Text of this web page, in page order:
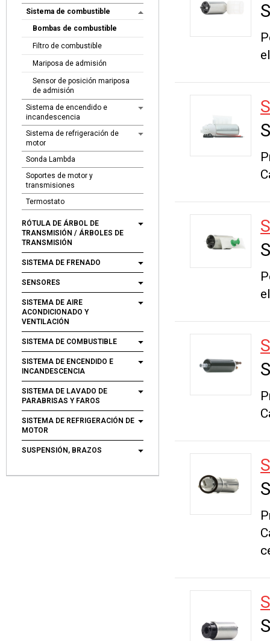
Sistema de combustible
Bombas de combustible
Filtro de combustible
Mariposa de admisión
Sensor de posición mariposa
de admisión
Sistema de encendido e
incandescencia
Sistema de refrigeración de
motor
Sonda Lambda
Soportes de motor y
transmisiones
Termostato
RÓTULA DE ÁRBOL DE
TRANSMISIÓN / ÁRBOLES DE
TRANSMISIÓN
SISTEMA DE FRENADO
SENSORES
SISTEMA DE AIRE
ACONDICIONADO Y
VENTILACIÓN
SISTEMA DE COMBUSTIBLE
SISTEMA DE ENCENDIDO E
INCANDESCENCIA
SISTEMA DE LAVADO DE
PARABRISAS Y FAROS
SISTEMA DE REFRIGERACIÓN DE
MOTOR
SUSPENSIÓN, BRAZOS